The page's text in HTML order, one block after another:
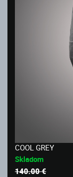
COOL GREY
Skladom
140.00 €